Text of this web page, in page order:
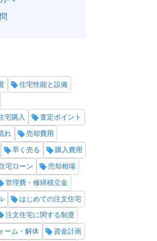
住宅性能と設備
宅購入 査定ポイント
れ 売却費用
早く売る 購入費用
宅ローン 売却相場
管理費・修繕積立金
はじめての注文住宅
注文住宅に関する制度
ーム・解体 資金計画